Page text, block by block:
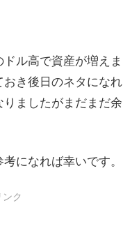
ル高で資産が増えま
おき後日のネタになれ
ましたがまだまだ余
になれば幸いです。
ンク